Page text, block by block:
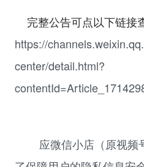
完整公告可点以下链接
https://
center/detail.html?
应微信小店（原视频